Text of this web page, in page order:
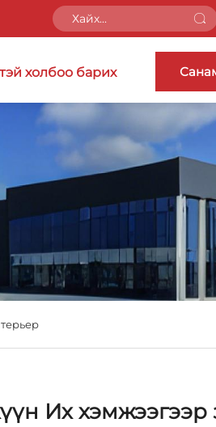
холбоо барих
Их хэмжээгээр